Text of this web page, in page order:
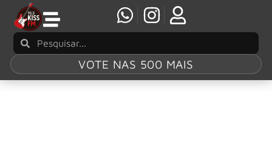
VOTE NAS 500 MAIS